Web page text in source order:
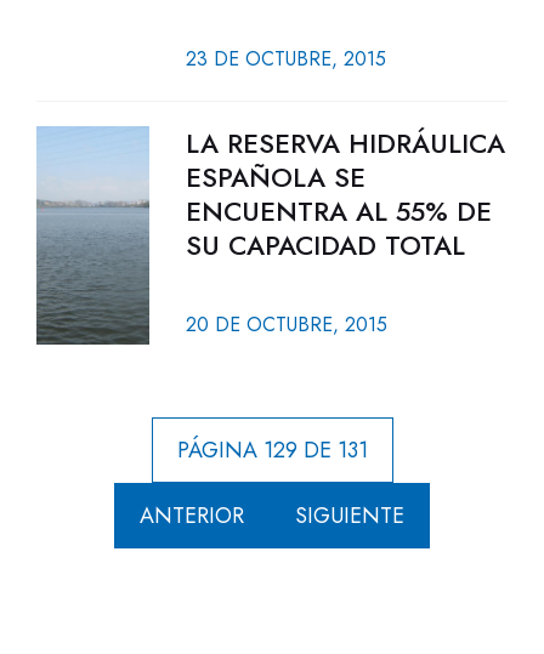
23 DE OCTUBRE, 2015
LA RESERVA HIDRÁULICA
ESPAÑOLA SE
ENCUENTRA AL 55% DE
SU CAPACIDAD TOTAL
20 DE OCTUBRE, 2015
PÁGINA 129 DE 131
ANTERIOR SIGUIENTE